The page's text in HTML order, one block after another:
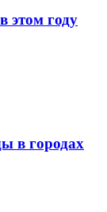
этом году
в городах